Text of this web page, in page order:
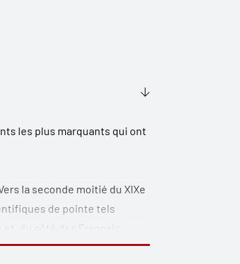
les plus marquants qui ont
la seconde moitié du XIXe
de pointe tels
du côté des Français,
et, surtout, l’essor des